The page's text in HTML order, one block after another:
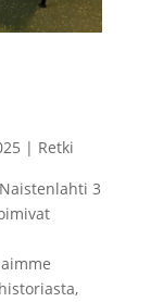
| Retki
3